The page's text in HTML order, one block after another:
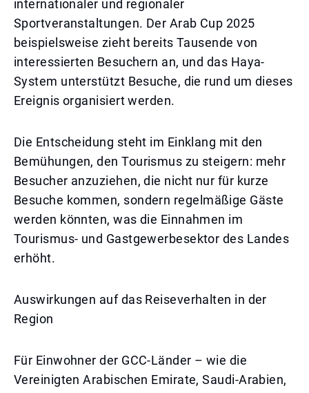
internationaler und regionaler
Sportveranstaltungen. Der Arab Cup 2025
beispielsweise zieht bereits Tausende von
interessierten Besuchern an, und das Haya-
System unterstützt Besuche, die rund um dieses
Ereignis organisiert werden.
Die Entscheidung steht im Einklang mit den
Bemühungen, den Tourismus zu steigern: mehr
Besucher anzuziehen, die nicht nur für kurze
Besuche kommen, sondern regelmäßige Gäste
werden könnten, was die Einnahmen im
Tourismus- und Gastgewerbesektor des Landes
erhöht.
Auswirkungen auf das Reiseverhalten in der
Region
Für Einwohner der GCC-Länder – wie die
Vereinigten Arabischen Emirate, Saudi-Arabien,